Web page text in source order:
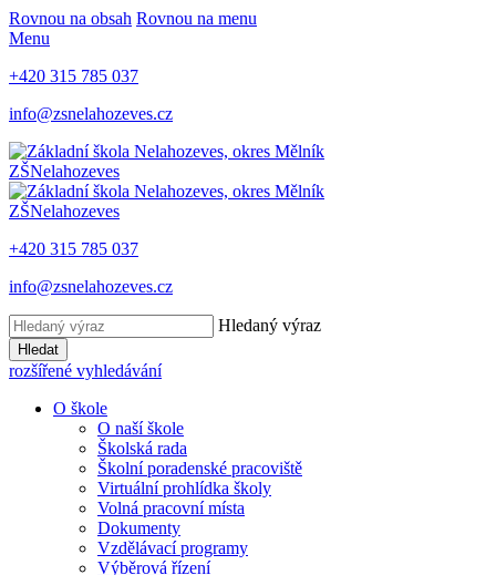
Rovnou na obsah Rovnou na menu
Menu
+420 315 785 037
info@zsnelahozeves.cz
ZŠNelahozeves
ZŠNelahozeves
+420 315 785 037
info@zsnelahozeves.cz
Hledaný výraz
Hledat
rozšířené vyhledávání
O škole
O naší škole
Školská rada
Školní poradenské pracoviště
Virtuální prohlídka školy
Volná pracovní místa
Dokumenty
Vzdělávací programy
Výběrová řízení